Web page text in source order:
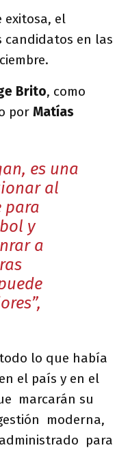
exitosa, el
candidatos en las
Brito, como
por Matías
es una
al
para
y
a
lo que había
el país y en el
marcarán su
moderna,
para